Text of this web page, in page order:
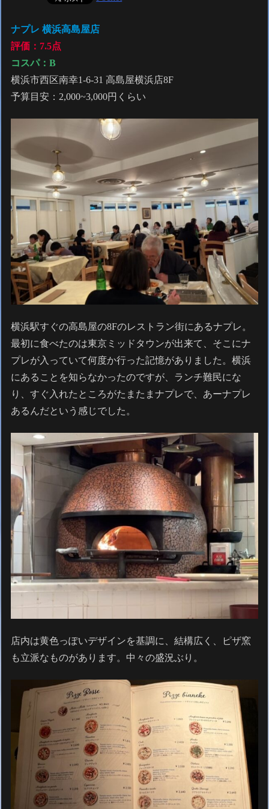
ナプレ 横浜高島屋店
評価：7.5点
コスパ：B
横浜市西区南幸1-6-31 高島屋横浜店8F
予算目安：2,000~3,000円くらい
横浜駅すぐの高島屋の8Fのレストラン街にあるナプレ。
最初に食べたのは東京ミッドタウンが出来て、そこにナ
プレが入っていて何度か行った記憶がありました。横浜
にあることを知らなかったのですが、ランチ難民にな
り、すぐ入れたところがたまたまナプレで、あーナプレ
あるんだという感じでした。
店内は黄色っぽいデザインを基調に、結構広く、ピザ窯
も立派なものがあります。中々の盛況ぶり。